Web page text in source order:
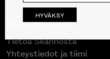
Asiakaspalvelu
Tietoa Skannosta
Yhteystiedot ja tiimi
HYVÄKSY